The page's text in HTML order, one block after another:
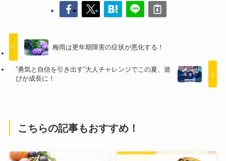
梅雨は更年期障害の症状が悪化する！
”勇気と自信を引き出す”大人チャレンジでこの夏、遊
びが成長に！
こちらの記事もおすすめ！